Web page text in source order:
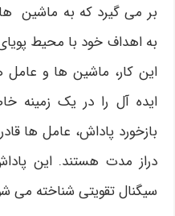
بر می گیرد که به ماشین
به اهداف خود با محیط
این کار، ماشین ها و عامل
ایده آل را در یک زمینه
بازخورد پاداش، عامل ها
دراز مدت هستند. این
سیگنال تقویتی شناخته می